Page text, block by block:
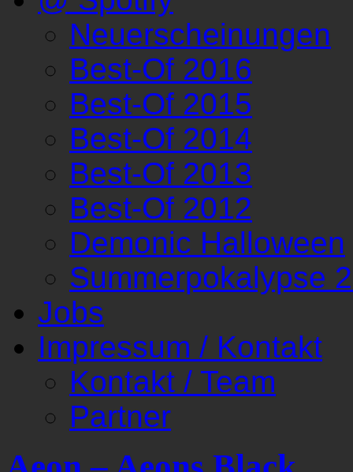
Neuerscheinungen
Best-Of 2016
Best-Of 2015
Best-Of 2014
Best-Of 2013
Best-Of 2012
Demonic Halloween
Summerpokalypse
Jobs
Impressum / Kontakt
Kontakt / Team
Partner